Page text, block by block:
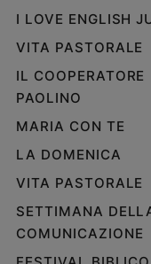
Arte
Famiglia
educazione
Genitori
figli
Nonni
Coppia
Scuola
I LOVE ENGLISH
VITA PASTORALE
IL COOPERATORE
PAOLINO
MARIA CON TE
LA DOMENICA
VITA PASTORALE
SETTIMANA
COMUNICAZIONE